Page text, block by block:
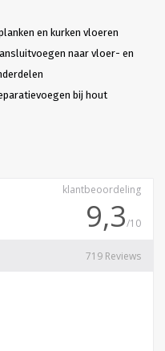
en kurken vloeren
naar vloer- en
bij hout